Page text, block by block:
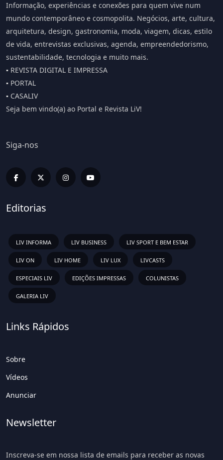
Informação, experiências e conexões para quem vive num
mundo contemporâneo e cosmopolita. Negócios, arte, cultura,
arquitetura, design, gastronomia, moda, viagem, dicas, estilo
de vida, entrevistas exclusivas, agenda, empreendedorismo,
sustentabilidade, tecnologia e muito mais.
▪️ REVISTA DIGITAL E IMPRESSA
▪️ PORTAL
▪️ CASALIV
Seja bem vindo(a) ao Portal e Revista LiV!
Siga-nos
Editorias
LIV INFORMA LIV BUSINESS LIV SPORT E BEM ESTAR
LIV ON LIV HOME LIV LUX LIVCASTS
ESPECIAIS LIV EDIÇÕES IMPRESSAS COLUNISTAS
GALERIA LIV
Links Rápidos
Sobre
Vídeos
Anunciar
Newsletter
Inscreva-se em nossa lista de emails para receber as novas